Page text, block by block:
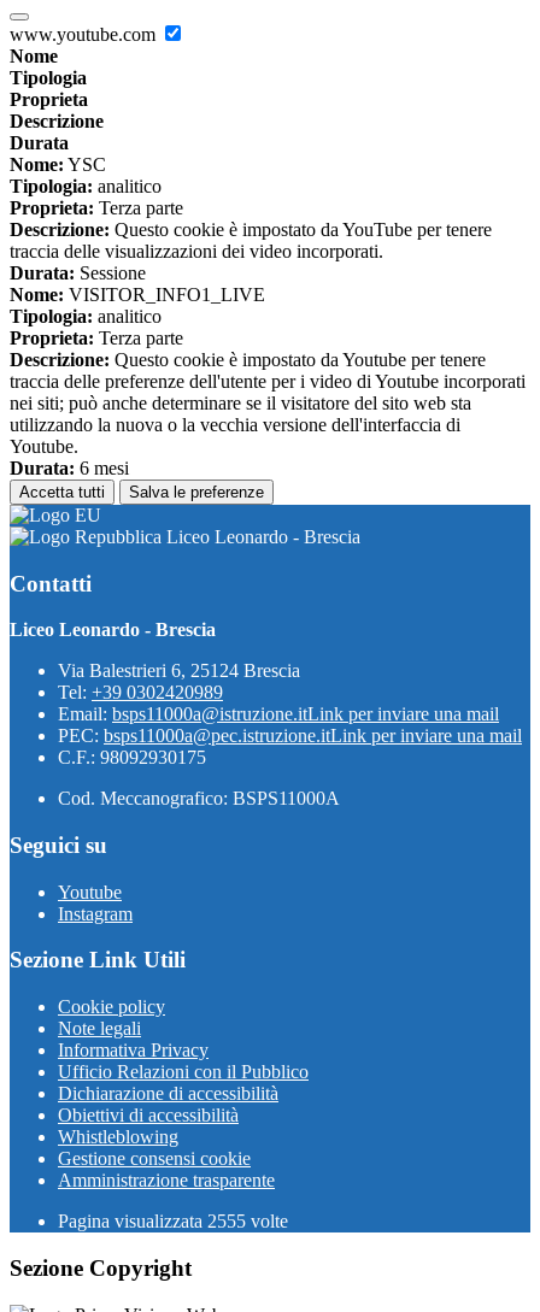
www.youtube.com
Nome
Tipologia
Proprieta
Descrizione
Durata
Nome: YSC
Tipologia: analitico
Proprieta: Terza parte
Descrizione: Questo cookie è impostato da YouTube per tenere
traccia delle visualizzazioni dei video incorporati.
Durata: Sessione
Nome: VISITOR_INFO1_LIVE
Tipologia: analitico
Proprieta: Terza parte
Descrizione: Questo cookie è impostato da Youtube per tenere
traccia delle preferenze dell'utente per i video di Youtube incorporati
nei siti; può anche determinare se il visitatore del sito web sta
utilizzando la nuova o la vecchia versione dell'interfaccia di
Youtube.
Durata: 6 mesi
Accetta tutti Salva le preferenze
Liceo Leonardo - Brescia
Contatti
Liceo Leonardo - Brescia
Via Balestrieri 6, 25124 Brescia
Tel: +39 0302420989
Email: bsps11000a@istruzione.itLink per inviare una mail
PEC: bsps11000a@pec.istruzione.itLink per inviare una mail
C.F.: 98092930175
Cod. Meccanografico: BSPS11000A
Seguici su
Youtube
Instagram
Sezione Link Utili
Cookie policy
Note legali
Informativa Privacy
Ufficio Relazioni con il Pubblico
Dichiarazione di accessibilità
Obiettivi di accessibilità
Whistleblowing
Gestione consensi cookie
Amministrazione trasparente
Pagina visualizzata 2555 volte
Sezione Copyright